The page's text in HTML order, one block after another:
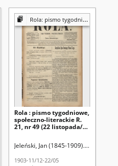
Rola: pismo tygodniowe [poświęcone sprawom społecznym, ekonomicznym i literackim]
Rola : pismo tygodniowe,
społeczno-literackie R.
21, nr 49 (22 listopada/5
Jeleński, Jan (1845-1909). Red.
1903-11/12-22/05